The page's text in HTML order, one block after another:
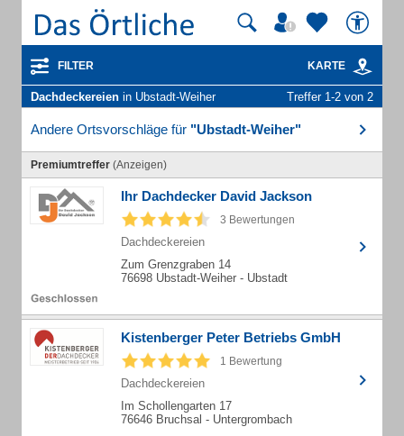
FILTER KARTE
Dachdeckereien in Ubstadt-Weiher Treffer 1-2 von 2
Andere Ortsvorschläge für "Ubstadt-Weiher"
Premiumtreffer (Anzeigen)
Ihr Dachdecker David Jackson
3 Bewertungen
Dachdeckereien
Zum Grenzgraben 14
76698 Ubstadt-Weiher - Ubstadt
Kistenberger Peter Betriebs GmbH
1 Bewertung
Dachdeckereien
Im Schollengarten 17
76646 Bruchsal - Untergrombach